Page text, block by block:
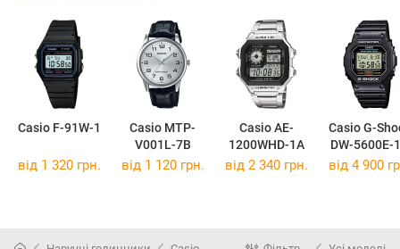
Casio F-91W-1
Casio MTP-
V001L-7B
Casio AE-
1200WHD-1A
Casio G-
DW-5600E-
від 1 320 грн. від 1 120 грн. від 2 340 грн. від 4 900